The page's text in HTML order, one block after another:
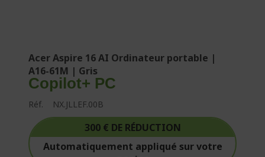
Acer Aspire 16 AI Ordinateur portable |
A16-61M | Gris
Copilot+ PC
Réf. NX.JLLEF.00B
300 € DE RÉDUCTION
Automatiquement appliqué sur votre